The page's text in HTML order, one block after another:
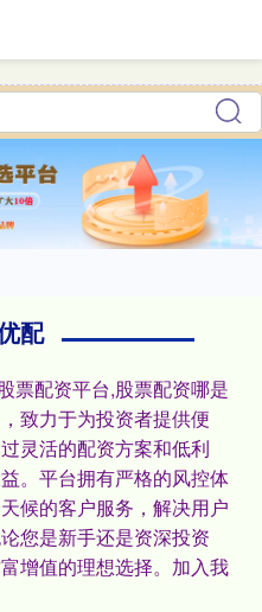
配
票配资平台,股票配资哪是
致力于为投资者提供便
灵活的配资方案和低利
。平台拥有严格的风控体
候的客户服务，解决用户
您是新手还是资深投资
增值的理想选择。加入我